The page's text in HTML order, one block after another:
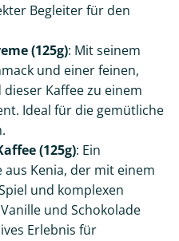
Begleiter für den
(125g): Mit seinem
und einer feinen,
Kaffee zu einem
Ideal für die gemütliche
(125g): Ein
Kenia, der mit einem
und komplexen
und Schokolade
Erlebnis für